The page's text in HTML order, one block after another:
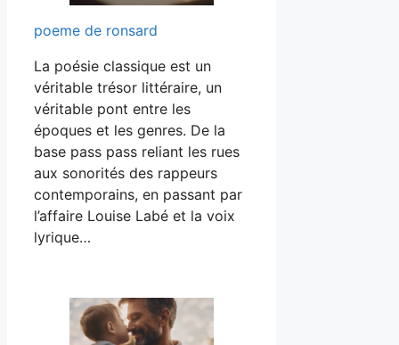
poeme de ronsard
La poésie classique est un
véritable trésor littéraire, un
véritable pont entre les
époques et les genres. De la
base pass pass reliant les rues
aux sonorités des rappeurs
contemporains, en passant par
l’affaire Louise Labé et la voix
lyrique…